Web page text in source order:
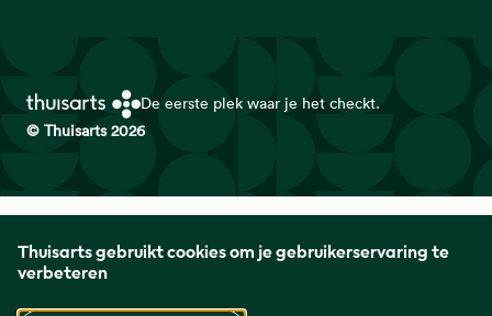
Thuisarts gebruikt cookies om je gebruikerservaring te
verbeteren
De eerste plek waar je het checkt.
© Thuisarts 2026
Huisartsen Genootschap met de Federatie Medisch
Specialisten en Patiëntenfederatie Nederland.